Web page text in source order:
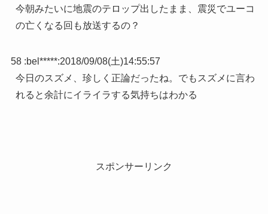
今朝みたいに地震のテロップ出したまま、震災でユーコ
の亡くなる回も放送するの？
58 :bel*****:2018/09/08(土)14:55:57
今日のスズメ、珍しく正論だったね。でもスズメに言わ
れると余計にイライラする気持ちはわかる
スポンサーリンク